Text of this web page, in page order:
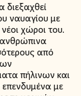
διεξαχθεί
ναυαγίου με
χώροι του.
από
πήλινων και
με